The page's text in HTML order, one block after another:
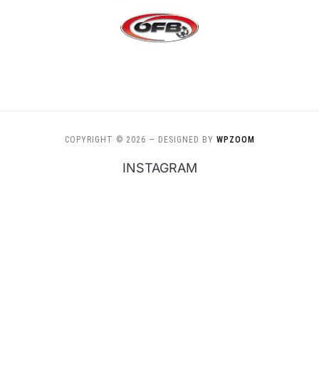
COPYRIGHT © 2026 — DESIGNED BY WPZOOM
INSTAGRAM